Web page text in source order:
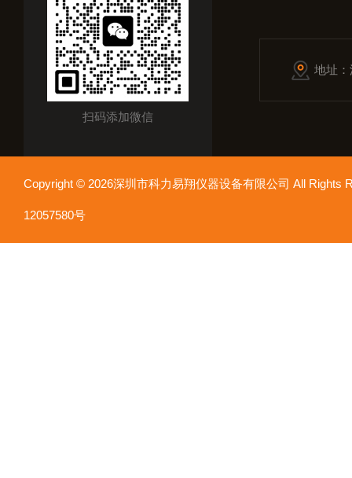
扫码添加微信
地址
Copyright © 2026深圳市科力易翔仪器设备有限公司 All
12057580号